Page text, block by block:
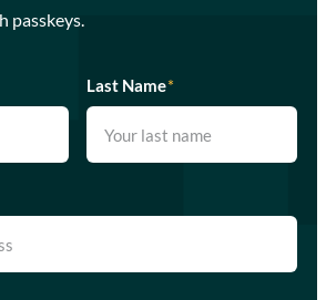
passkeys.
Last Name*